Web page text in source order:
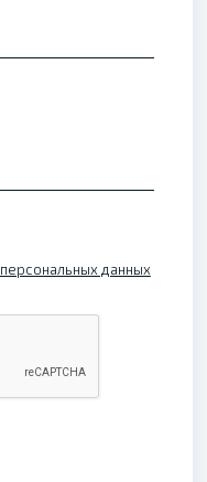
персональных данных